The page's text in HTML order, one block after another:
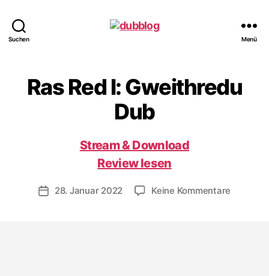
Suchen Menü
Ras Red I: Gweithredu
Dub
Stream & Download
Review lesen
Veröffentlichungsdatum
28. Januar 2022 Keine Kommentare